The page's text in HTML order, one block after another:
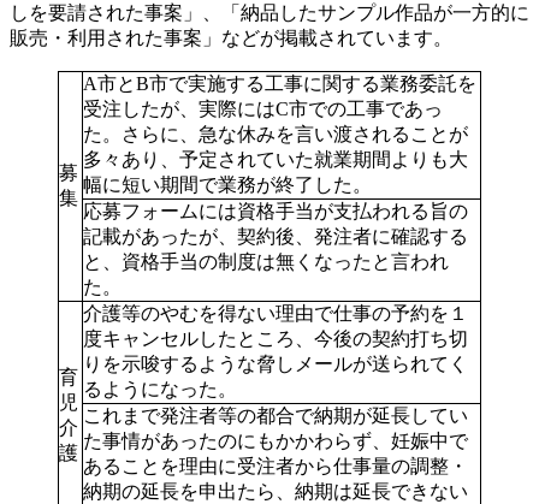
しを要請された事案」、「納品したサンプル作品が一方的に
販売・利用された事案」などが掲載されています。
募
集
A市とB市で実施する工事に関する業務委託を
受注したが、実際にはC市での工事であっ
た。さらに、急な休みを言い渡されることが
多々あり、予定されていた就業期間よりも大
幅に短い期間で業務が終了した。
応募フォームには資格手当が支払われる旨の
記載があったが、契約後、発注者に確認する
と、資格手当の制度は無くなったと言われ
た。
育
児
介
護
介護等のやむを得ない理由で仕事の予約を１
度キャンセルしたところ、今後の契約打ち切
りを示唆するような脅しメールが送られてく
るようになった。
これまで発注者等の都合で納期が延長してい
た事情があったのにもかかわらず、妊娠中で
あることを理由に受注者から仕事量の調整・
納期の延長を申出たら、納期は延長できない